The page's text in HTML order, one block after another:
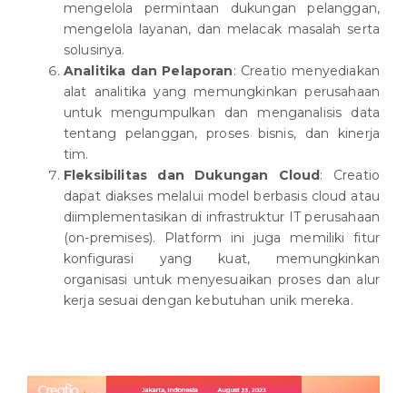
mengelola permintaan dukungan pelanggan,
mengelola layanan, dan melacak masalah serta
solusinya.
Analitika dan Pelaporan: Creatio menyediakan
alat analitika yang memungkinkan perusahaan
untuk mengumpulkan dan menganalisis data
tentang pelanggan, proses bisnis, dan kinerja
tim.
Fleksibilitas dan Dukungan Cloud : Creatio
dapat diakses melalui model berbasis cloud atau
diimplementasikan di infrastruktur IT perusahaan
(on-premises). Platform ini juga memiliki fitur
konfigurasi yang kuat, memungkinkan
organisasi untuk menyesuaikan proses dan alur
kerja sesuai dengan kebutuhan unik mereka.